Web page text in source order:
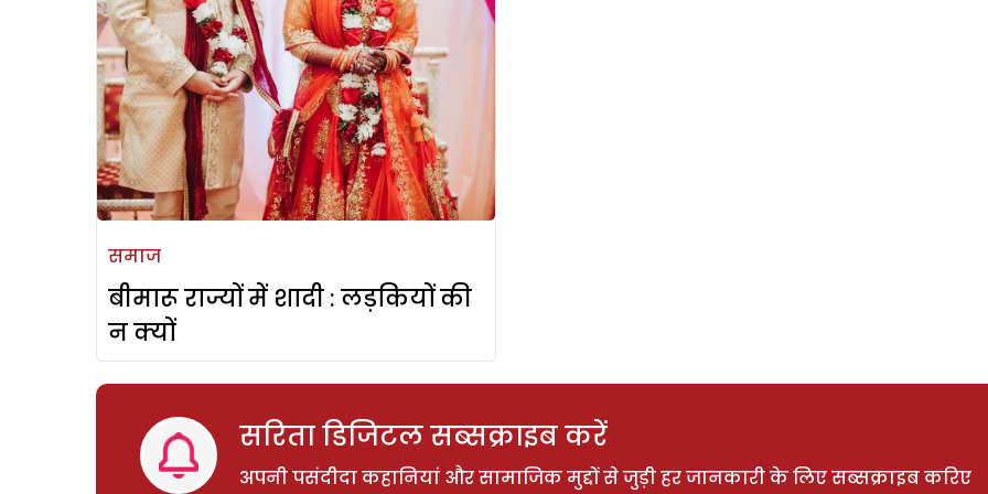
समाज
बीमारू राज्यों में शादी : लड़कियों की
न क्यों
सरिता डिजिटल सब्सक्राइब करें
अपनी पसंदीदा कहानियां और सामाजिक मुद्दों से जुड़ी हर जानकारी के लिए सब्सक्राइब करिए